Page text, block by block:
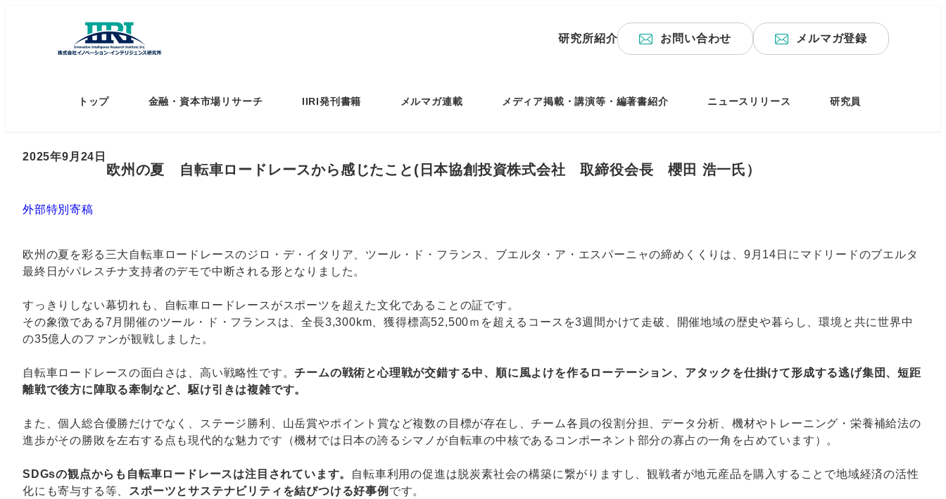
研究所紹介 お問い合わせ メルマガ登録
トップ 金融・資本市場リサーチ IIRI発刊書籍 メルマガ連載 メディア掲載・講演等・編著書紹介 ニュースリリース 研究員
2025年9月24日
欧州の夏 自転車ロードレースから感じたこと(日本協創投資株式会社 取締役会長 櫻田 浩一氏）
外部特別寄稿
欧州の夏を彩る三大自転車ロードレースのジロ・デ・イタリア、ツール・ド・フランス、ブエルタ・ア・エスパーニャの締めくくりは、9月14日にマドリードのブエルタ
最終日がパレスチナ支持者のデモで中断される形となりました。
すっきりしない幕切れも、自転車ロードレースがスポーツを超えた文化であることの証です。
その象徴である7月開催のツール・ド・フランスは、全長3,300km、獲得標高52,500ｍを超えるコースを3週間かけて走破、開催地域の歴史や暮らし、環境と共に世界中
の35億人のファンが観戦しました。
自転車ロードレースの面白さは、高い戦略性です。チームの戦術と心理戦が交錯する中、順に風よけを作るローテーション、アタックを仕掛けて形成する逃げ集団、短距
離戦で後方に陣取る牽制など、駆け引きは複雑です。
また、個人総合優勝だけでなく、ステージ勝利、山岳賞やポイント賞など複数の目標が存在し、チーム各員の役割分担、データ分析、機材やトレーニング・栄養補給法の
進歩がその勝敗を左右する点も現代的な魅力です（機材では日本の誇るシマノが自転車の中核であるコンポーネント部分の寡占の一角を占めています）。
SDGsの観点からも自転車ロードレースは注目されています。
自転車利用の促進は脱炭素社会の構築に繋がりますし、観戦者が地元産品を購入することで地域経済の活性
化にも寄与する等、
スポーツとサステナビリティを結びつける好事例 です。